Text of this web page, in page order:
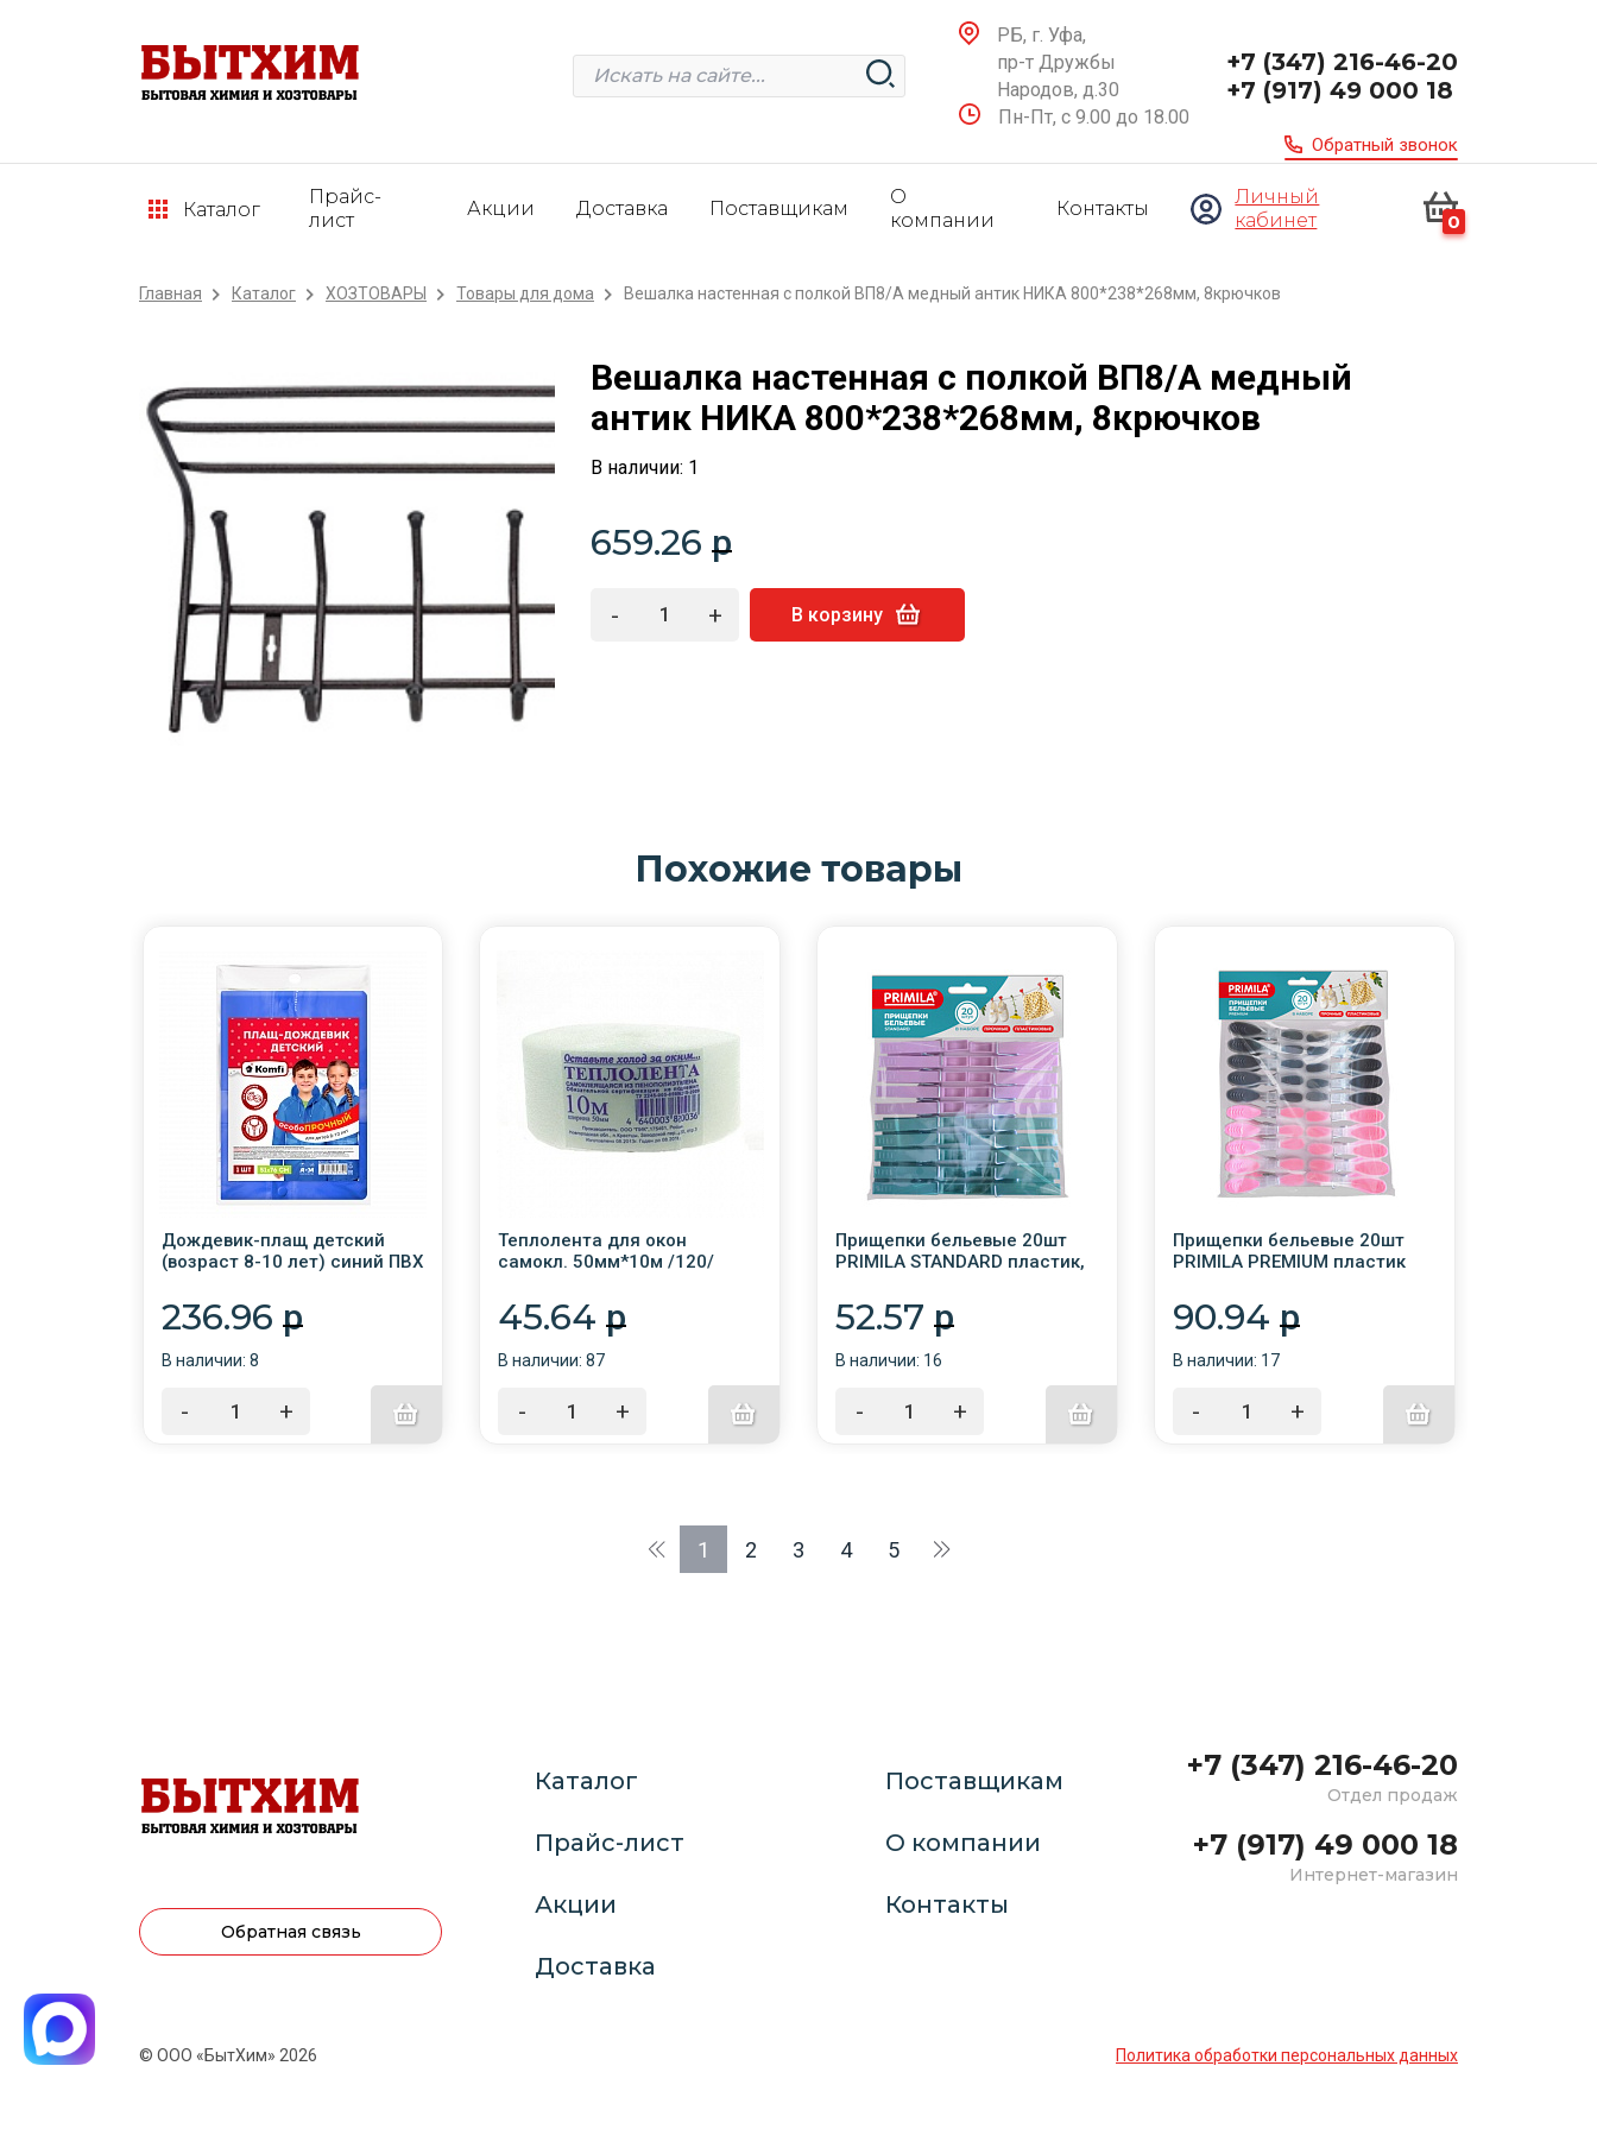
РБ, г. Уфа,
пр-т Дружбы
Народов, д.30
Пн-Пт, с 9.00 до 18.00
+7 (347) 216-46-20
+7 (917) 49 000 18
Обратный звонок
Каталог
Прайс-
лист
Акции Доставка Поставщикам
О
компании
Контакты
Личный
кабинет
0
Главная Каталог ХОЗТОВАРЫ Товары для дома Вешалка настенная с полкой ВП8/А медный антик НИКА 800*238*268мм, 8крючков
Вешалка настенная с полкой ВП8/А медный
антик НИКА 800*238*268мм, 8крючков
В наличии: 1
659.26 p
- + В корзину
Похожие товары
Дождевик-плащ детский
(возраст 8-10 лет) синий ПВХ
/50/ Komfi
236.96 p
В наличии: 8
- +
Теплолента для окон
самокл. 50мм*10м /120/
45.64p
В наличии: 87
- +
Прищепки бельевые 20шт
PRIMILA STANDARD пластик,
52.57 p
В наличии: 16
- +
Прищепки бельевые 20шт
PRIMILA PREMIUM пластик
см /20/
90.94 p
В наличии: 17
- +
1 2 3 4 5
Обратная связь
Каталог
Прайс-лист
Акции
Доставка
Поставщикам
О компании
Контакты
+7 (347) 216-46-20
Отдел продаж
+7 (917) 49 000 18
Интернет-магазин
© ООО «БытХим» 2026 Политика обработки персональных данных